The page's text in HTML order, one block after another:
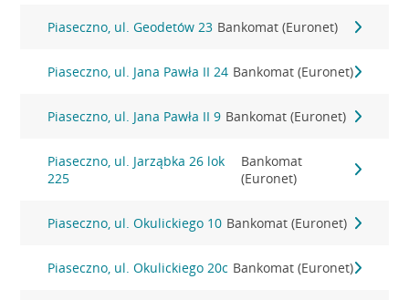
Piaseczno, ul. Geodetów 23 Bankomat (Euronet)
Piaseczno, ul. Jana Pawła II 24 Bankomat (Euronet)
Piaseczno, ul. Jana Pawła II 9 Bankomat (Euronet)
Piaseczno, ul. Jarząbka 26 lok
225
Bankomat
(Euronet)
Piaseczno, ul. Okulickiego 10 Bankomat (Euronet)
Piaseczno, ul. Okulickiego 20c Bankomat (Euronet)